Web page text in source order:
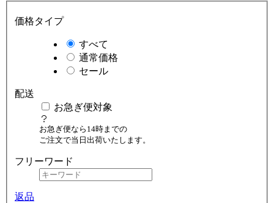
価格タイプ
すべて
通常価格
セール
配送
お急ぎ便対象
お急ぎ便なら14時までの
ご注文で当日出荷いたします。
フリーワード
返品